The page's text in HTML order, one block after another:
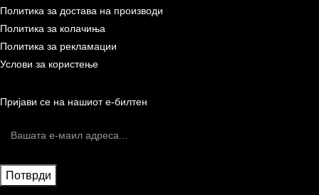
Политика за достава на производи
Политика за колачиња
Политика за рекламации
Услови за користење
Пријави се на нашиот е-билтен